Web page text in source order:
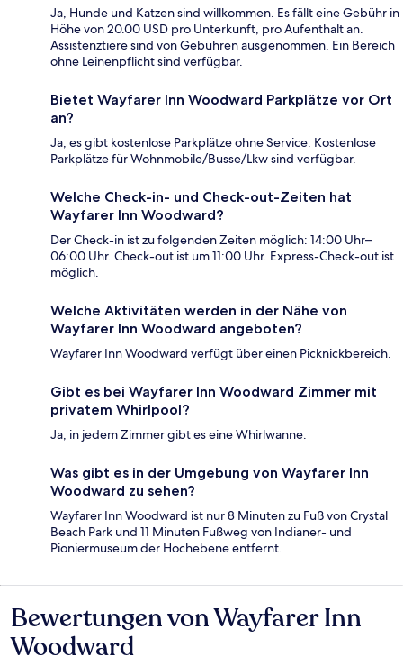
Ja, Hunde und Katzen sind willkommen. Es fällt eine Gebühr in
Höhe von 20.00 USD pro Unterkunft, pro Aufenthalt an.
Assistenztiere sind von Gebühren ausgenommen. Ein Bereich
ohne Leinenpflicht sind verfügbar.
Bietet Wayfarer Inn Woodward Parkplätze vor Ort
an?
Ja, es gibt kostenlose Parkplätze ohne Service. Kostenlose
Parkplätze für Wohnmobile/Busse/Lkw sind verfügbar.
Welche Check-in- und Check-out-Zeiten hat
Wayfarer Inn Woodward?
Der Check-in ist zu folgenden Zeiten möglich: 14:00 Uhr–
06:00 Uhr. Check-out ist um 11:00 Uhr. Express-Check-out ist
möglich.
Welche Aktivitäten werden in der Nähe von
Wayfarer Inn Woodward angeboten?
Wayfarer Inn Woodward verfügt über einen Picknickbereich.
Gibt es bei Wayfarer Inn Woodward Zimmer mit
privatem Whirlpool?
Ja, in jedem Zimmer gibt es eine Whirlwanne.
Was gibt es in der Umgebung von Wayfarer Inn
Woodward zu sehen?
Wayfarer Inn Woodward ist nur 8 Minuten zu Fuß von Crystal
Beach Park und 11 Minuten Fußweg von Indianer- und
Pioniermuseum der Hochebene entfernt.
Bewertungen
Bewertungen von Wayfarer Inn
Woodward